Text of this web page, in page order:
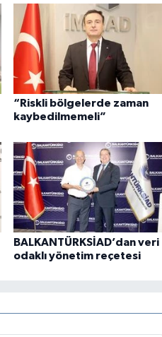
“Riskli bölgelerde zaman
kaybedilmemeli”
BALKANTÜRKSİAD’dan veri
odaklı yönetim reçetesi